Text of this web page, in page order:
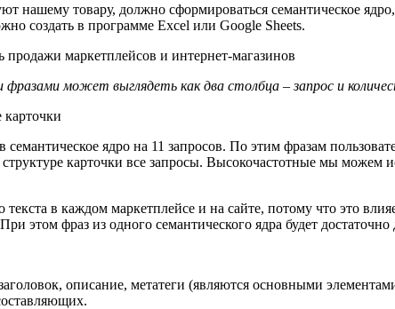
нашему товару, должно сформироваться семантическое
создать в программе Excel или Google Sheets.
фразами может выглядеть как два столбца – запрос и
ядро на 11 запросов. По этим фразам
карточки все запросы. Высокочастотные мы можем
в каждом маркетплейсе и на сайте, потому что это
этом фраз из одного семантического ядра будет
описание, метатеги (являются основными